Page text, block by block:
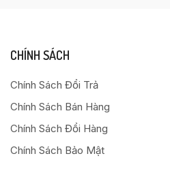
CHÍNH SÁCH
Chính Sách Đổi Trả
Chính Sách Bán Hàng
Chính Sách Đổi Hàng
Chính Sách Bảo Mật